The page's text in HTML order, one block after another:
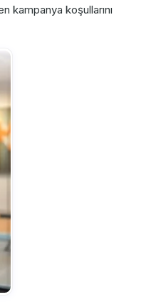
kampanya koşullarını